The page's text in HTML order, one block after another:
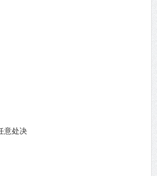
意处决